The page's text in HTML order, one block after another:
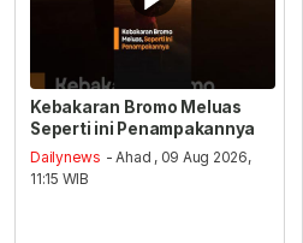
Kebakaran Bromo Meluas
Seperti ini Penampakannya
Dailynews - Ahad , 09 Aug 2026,
11:15 WIB